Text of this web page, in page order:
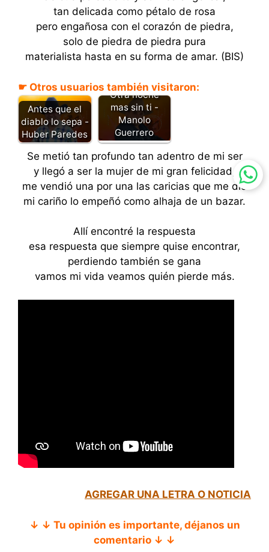
tan delicada como pétalo de rosa
pero engañosa con el corazón de piedra,
solo de piedra de piedra pura
materialista hasta en su forma de amar. (BIS)
☛ Otros usuarios también visitaron:
Antes que el
diablo lo sepa -
Huber Paredes
Otra noche
mas sin ti -
Manolo
Guerrero
Se metió tan profundo tan adentro de mi ser
y llegó a ser la mujer de mi gran felicidad,
me vendió una por una las caricias que me dio
mi cariño lo empeñó como alhaja de un bazar.
Allí encontré la respuesta
esa respuesta que siempre quise encontrar,
perdiendo también se gana
vamos mi vida veamos quién pierde más.
AGREGAR UNA LETRA O NOTICIA
↓ ↓ Tu opinión es importante, déjanos un
comentario ↓ ↓